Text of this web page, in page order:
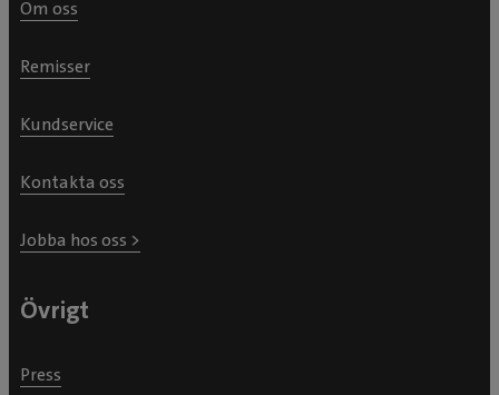
Om oss
Remisser
Kundservice
Kontakta oss
Jobba hos oss >
Övrigt
Press